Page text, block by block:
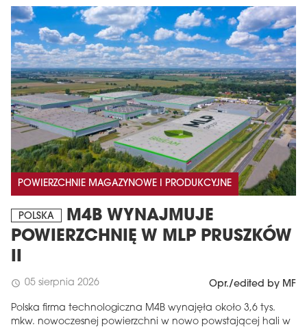
POWIERZCHNIE MAGAZYNOWE I PRODUKCYJNE
POLSKA
M4B WYNAJMUJE
POWIERZCHNIĘ W MLP PRUSZKÓW
II
schedule 05 sierpnia 2026 Opr./edited by MF
Polska firma technologiczna M4B wynajęła około 3,6 tys.
mkw. nowoczesnej powierzchni w nowo powstającej hali w